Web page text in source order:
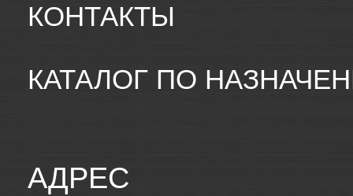
КОНТАКТЫ
КАТАЛОГ ПО
АДРЕС